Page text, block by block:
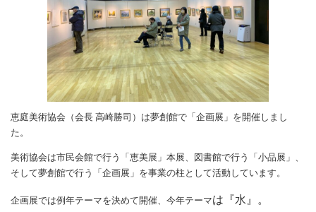
恵庭美術協会（会長 高崎勝司）は夢創館で「企画展」を開催しまし
た。
美術協会は市民会館で行う「恵美展」本展、図書館で行う「小品展」、
そして夢創館で行う「企画展」を事業の柱として活動しています。
企画展では例年テーマを決めて開催、今年テーマは『水』。